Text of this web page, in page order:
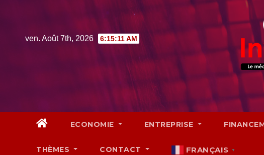
contentven. Août 7th, 2026 6:15:11 AM
ECONOMIE ENTREPRISE
THÈMES CONTACT FRANÇAIS ▼